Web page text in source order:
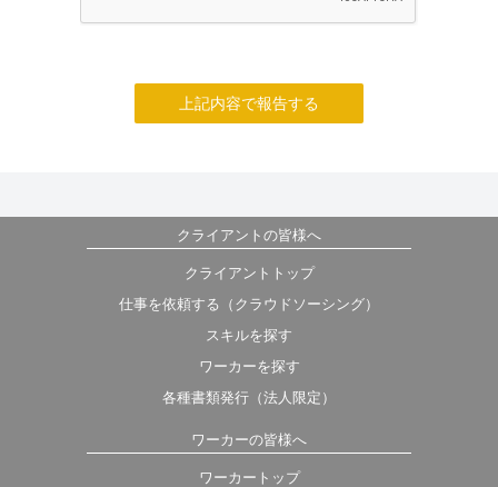
上記内容で報告する
クライアントの皆様へ
クライアントトップ
仕事を依頼する（クラウドソーシング）
スキルを探す
ワーカーを探す
各種書類発行（法人限定）
ワーカーの皆様へ
ワーカートップ